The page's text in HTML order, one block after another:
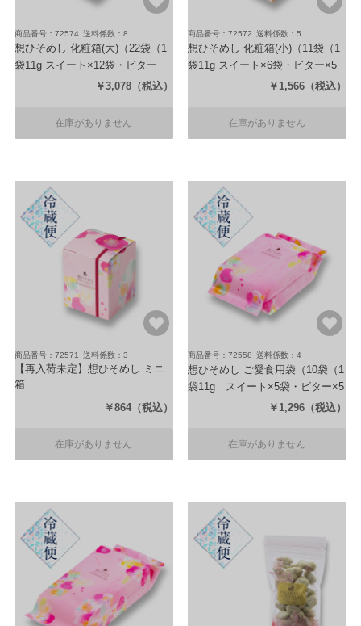
商品番号：72574 送料係数：8
想ひそめし 化粧箱(大)（22袋（1
袋11g スイート×12袋・ビター
￥3,078 （税込）
在庫がありません
商品番号：72572 送料係数：5
想ひそめし 化粧箱(小)（11袋（1
袋11g スイート×6袋・ビター×5
￥1,566 （税込）
在庫がありません
商品番号：72571 送料係数：3
【再入荷未定】想ひそめし ミニ
箱
（6袋（1袋11g スイート×3袋・ビ
￥864 （税込）
在庫がありません
商品番号：72558 送料係数：4
想ひそめし ご愛食用袋 （10袋（1
袋11g スイート×5袋・ビター×5
￥1,296 （税込）
在庫がありません